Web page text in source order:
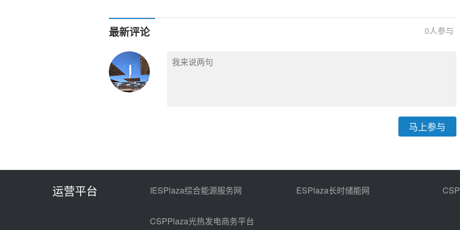
最新评论 0人参与
马上参与
运营平台 IESPlaza综合能源服务网 ESPlaza长时储能网
CSPPlaza光热发电商务平台